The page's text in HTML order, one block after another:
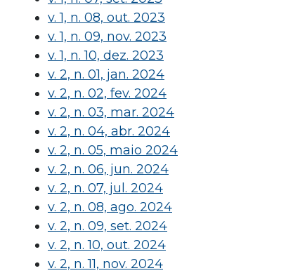
v. 1, n. 08, out. 2023
v. 1, n. 09, nov. 2023
v. 1, n. 10, dez. 2023
v. 2, n. 01, jan. 2024
v. 2, n. 02, fev. 2024
v. 2, n. 03, mar. 2024
v. 2, n. 04, abr. 2024
v. 2, n. 05, maio 2024
v. 2, n. 06, jun. 2024
v. 2, n. 07, jul. 2024
v. 2, n. 08, ago. 2024
v. 2, n. 09, set. 2024
v. 2, n. 10, out. 2024
v. 2, n. 11, nov. 2024